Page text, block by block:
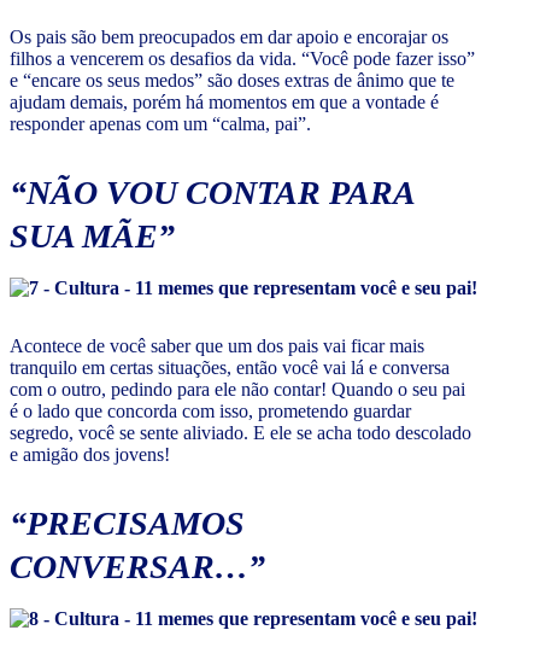
Os pais são bem preocupados em dar apoio e encorajar os
filhos a vencerem os desafios da vida. “Você pode fazer isso”
e “encare os seus medos” são doses extras de ânimo que te
ajudam demais, porém há momentos em que a vontade é
responder apenas com um “calma, pai”.
“NÃO VOU CONTAR PARA
SUA MÃE”
Acontece de você saber que um dos pais vai ficar mais
tranquilo em certas situações, então você vai lá e conversa
com o outro, pedindo para ele não contar! Quando o seu pai
é o lado que concorda com isso, prometendo guardar
segredo, você se sente aliviado. E ele se acha todo descolado
e amigão dos jovens!
“PRECISAMOS
CONVERSAR…”